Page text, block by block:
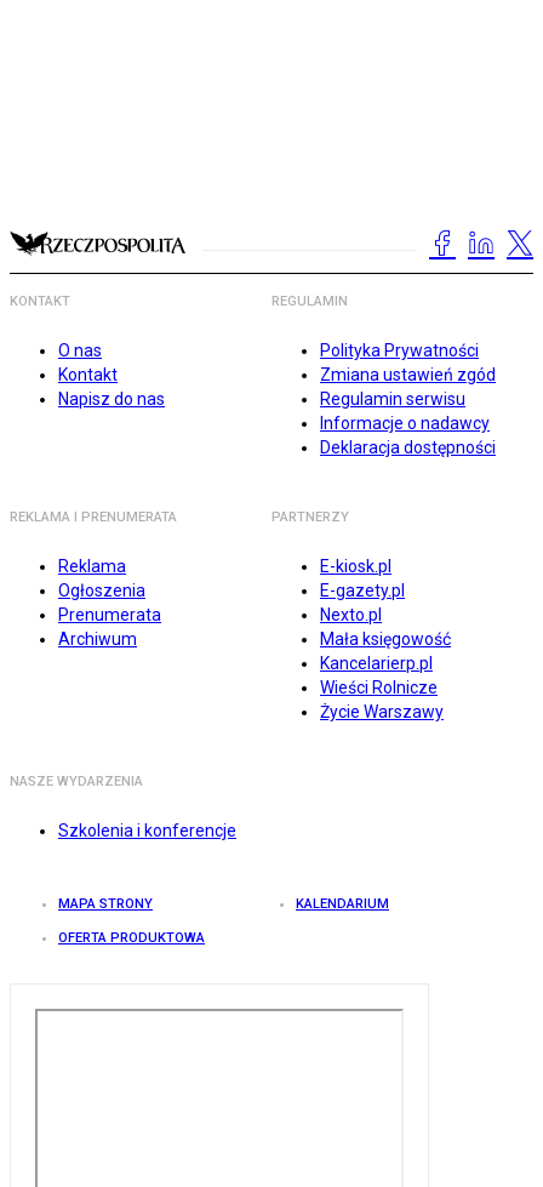
KONTAKT
O nas
Kontakt
Napisz do nas
REGULAMIN
Polityka Prywatności
Zmiana ustawień zgód
Regulamin serwisu
Informacje o nadawcy
Deklaracja dostępności
REKLAMA I PRENUMERATA
Reklama
Ogłoszenia
Prenumerata
Archiwum
PARTNERZY
E-kiosk.pl
E-gazety.pl
Nexto.pl
Mała księgowość
Kancelarierp.pl
Wieści Rolnicze
Życie Warszawy
NASZE WYDARZENIA
Szkolenia i konferencje
MAPA STRONY KALENDARIUM
OFERTA PRODUKTOWA